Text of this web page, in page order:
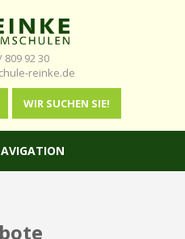
809 92 30
reinke.de
WIR SUCHEN SIE!